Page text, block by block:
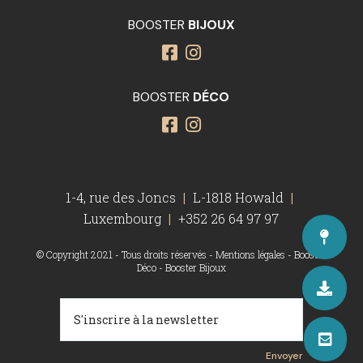
BOOSTER BIJOUX
BOOSTER DÉCO
1-4, rue des Joncs | L-1818 Howald |
Luxembourg | +352 26 64 97 97
© Copyright 2021 - Tous droits réservés -Mentions légales -Booster
Déco- Booster Bijoux
Envoyer